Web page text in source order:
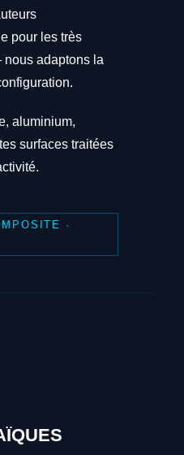
pour les très
adaptons la
aluminium,
surfaces traitées
·